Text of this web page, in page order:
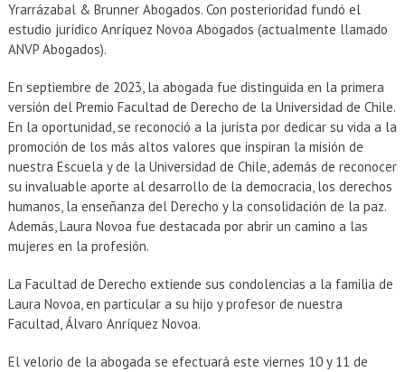
Yrarrázabal & Brunner Abogados. Con posterioridad fundó el
estudio jurídico Anríquez Novoa Abogados (actualmente llamado
ANVP Abogados).
En septiembre de 2023, la abogada fue distinguida en la primera
versión del Premio Facultad de Derecho de la Universidad de Chile.
En la oportunidad, se reconoció a la jurista por dedicar su vida a la
promoción de los más altos valores que inspiran la misión de
nuestra Escuela y de la Universidad de Chile, además de reconocer
su invaluable aporte al desarrollo de la democracia, los derechos
humanos, la enseñanza del Derecho y la consolidación de la paz.
Además, Laura Novoa fue destacada por abrir un camino a las
mujeres en la profesión.
La Facultad de Derecho extiende sus condolencias a la familia de
Laura Novoa, en particular a su hijo y profesor de nuestra
Facultad, Álvaro Anríquez Novoa.
El velorio de la abogada se efectuará este viernes 10 y 11 de